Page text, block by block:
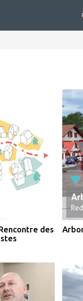
des